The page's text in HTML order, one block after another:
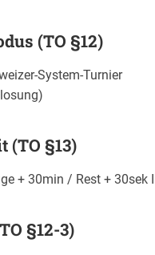
(TO §12)
System-Turnier
(TO §13)
+ 30min / Rest + 30sek
§12-3)